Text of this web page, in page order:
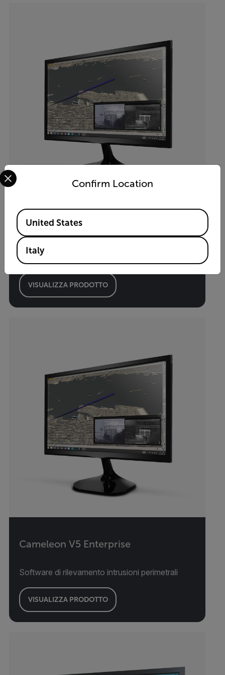
Cameleon™ Tattico
Software di rilevamento intrusione perimetrale
VISUALIZZA PRODOTTO
Cameleon V5 Enterprise
Software di rilevamento intrusioni perimetrali
VISUALIZZA PRODOTTO
Confirm Location
Select your preferred country and language from the
Available Locations
United States
Italy